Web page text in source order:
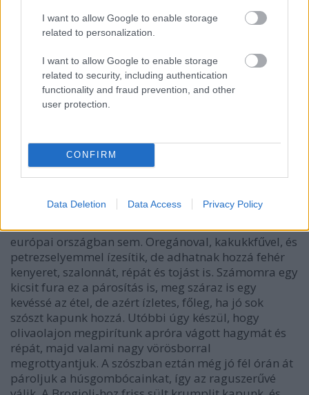
I want to allow Google to enable storage
related to personalization.
I want to allow Google to enable storage
related to security, including authentication
functionality and fraud prevention, and other
user protection.
CONFIRM
Data Deletion Data Access Privacy Policy
Második fogásként érkezik a Bragioli nevű máltai
specialitás, ami nem más, mint húslapokba betekert
darált marhahús. Málta-szerte is sokféleképpen
készítik, de felbukkanása nem
ritka más
európai országban sem. Oregánoval, kakukkfűvel, és
petrezselyemmel ízesítik, de adhatnak hozzá fehér
kenyeret, szalonnát, répát és tojást is. Számomra egy
kicsit fura ez a párosítás is, meg száraz is egy
kevéssé az étel, de azért ízletes, főleg, ha jó sok
szószt kapunk hozzá. Utóbbi úgy készül, hogy
olivaolajon megpirítunk apróra vágott hagymát és
répát, majd valami nagy vörösborral
megrottyantjuk. A szószban eztán még jó fél órán át
pároljuk a húsgombócainkat, így az raguszerűvé